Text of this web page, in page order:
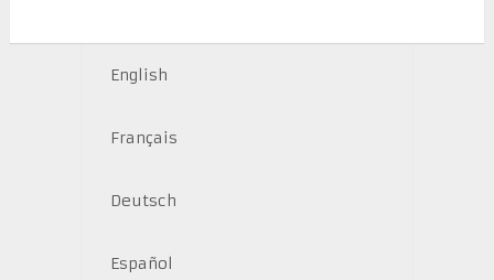
English
Français
Deutsch
Español